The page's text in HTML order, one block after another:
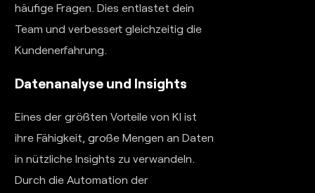
häufige Fragen. Dies entlastet dein
Team und verbessert gleichzeitig die
Kundenerfahrung.
Datenanalyse und Insights
Eines der größten Vorteile von KI ist
ihre Fähigkeit, große Mengen an Daten
in nützliche Insights zu verwandeln.
Durch die Automation der